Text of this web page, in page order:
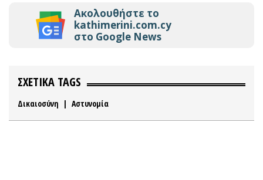
Ακολουθήστε το
kathimerini.com.cy
στο Google News
ΣΧΕΤΙΚΑ TAGS
Δικαιοσύνη | Αστυνομία